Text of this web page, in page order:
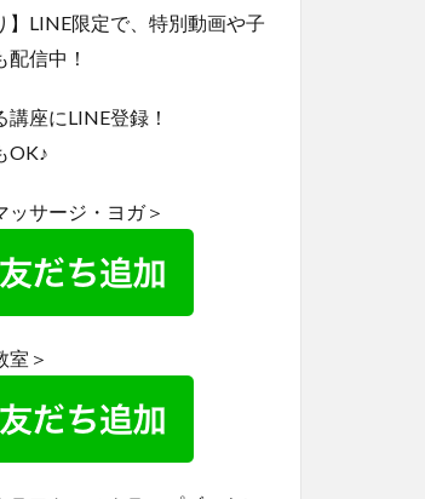
】LINE限定で、特別動画や子
信中！
講座にLINE登録！
OK♪
ッサージ・ヨガ＞
室＞